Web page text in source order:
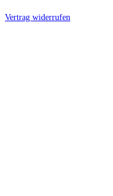
Vertrag widerrufen